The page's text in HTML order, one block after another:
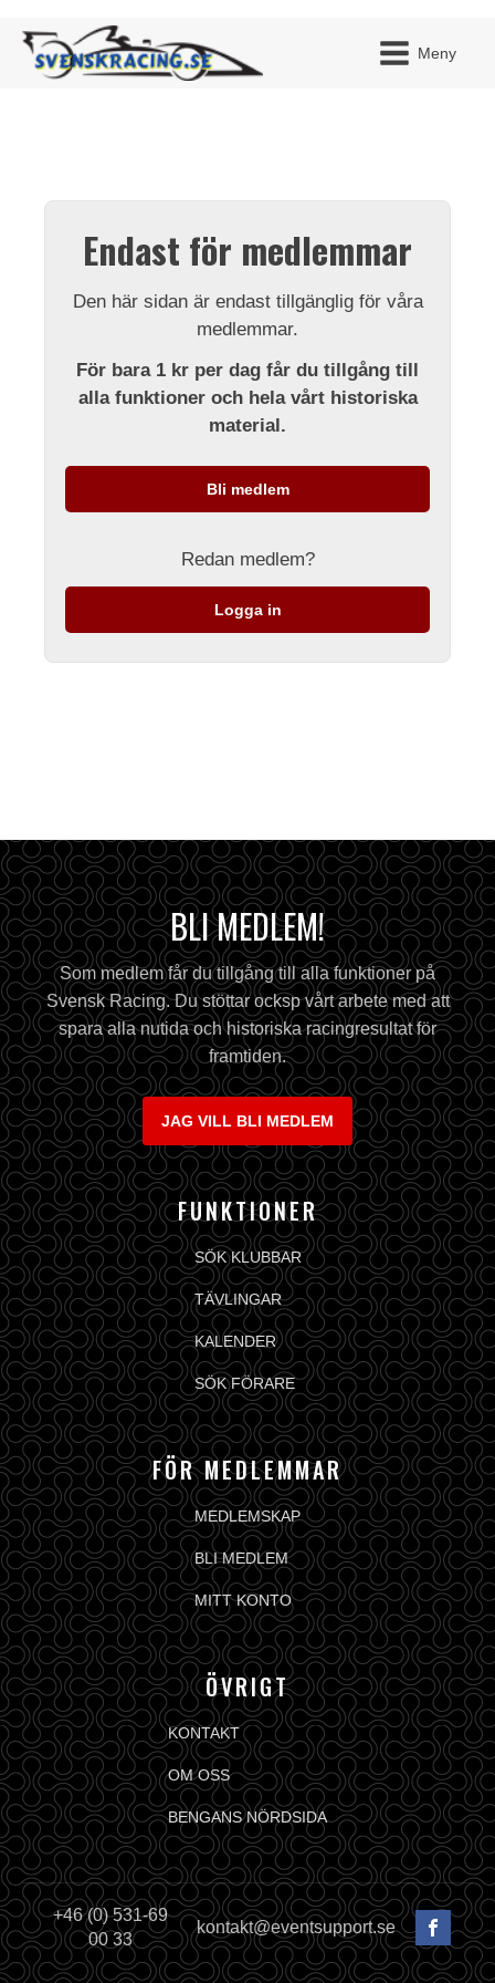
Meny
Endast för medlemmar
Den här sidan är endast tillgänglig för våra
medlemmar.
För bara 1 kr per dag får du tillgång till
alla funktioner och hela vårt historiska
material.
Bli medlem
Redan medlem?
Logga in
BLI MEDLEM!
Som medlem får du tillgång till alla funktioner på
Svensk Racing. Du stöttar ocksp vårt arbete med att
spara alla nutida och historiska racingresultat för
framtiden.
JAG VILL BLI MEDLEM
FUNKTIONER
SÖK KLUBBAR
TÄVLINGAR
KALENDER
SÖK FÖRARE
FÖR MEDLEMMAR
MEDLEMSKAP
BLI MEDLEM
MITT KONTO
ÖVRIGT
KONTAKT
OM OSS
BENGANS NÖRDSIDA
+46 (0) 531-69
00 33
kontakt@eventsupport.se